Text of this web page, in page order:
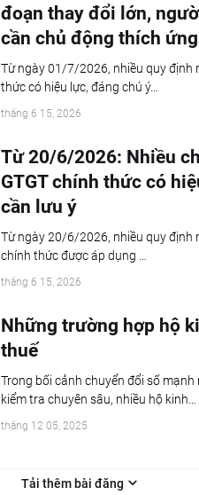
đoạn thay đổi lớn,
cần chủ động thích ứng
Từ ngày 01/7/2026, nhiều quy định
thức có hiệu lực, đáng chú ý…
tháng 6 15, 2026
Từ 20/6/2026: Nhiều
GTGT chính thức có
cần lưu ý
Từ ngày 20/6/2026, nhiều quy định
chính thức được áp dụng …
tháng 6 15, 2026
Những trường hợp hộ
thuế
Trong bối cảnh chuyển đổi số
kiểm tra chuyên sâu, nhiều hộ kinh…
tháng 12 05, 2025
Tải thêm bài đăng